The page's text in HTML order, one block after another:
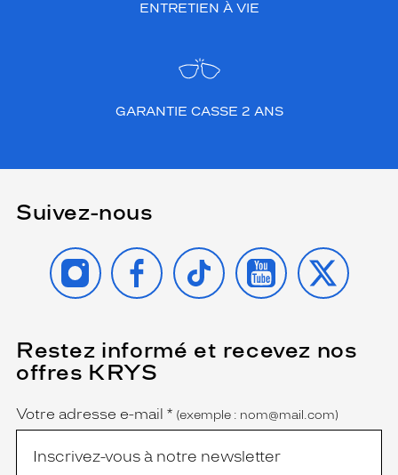
ENTRETIEN À VIE
GARANTIE CASSE 2 ANS
Suivez-nous
INSTAGRAMFACEBOOK
TIKTOK YOUTUBE
X
Restez informé et recevez nos
offres KRYS
Name
Votre adresse e-mail *
(Ce
champ
est
obligatoire)
(exemple : nom@mail.com)